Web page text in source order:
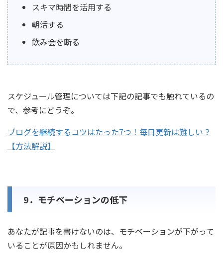
スキマ時間を活用する
朝活する
飲み会を断る
スケジュール管理については下記の記事でも触れているの
で、参考にどうぞ。
ブログを継続するコツはたった7つ！毎日更新は難しい？
【方法解説】
9．モチベーションの低下
あなたが記事を書けないのは、モチベーションが下がって
いることが原因かもしれません。